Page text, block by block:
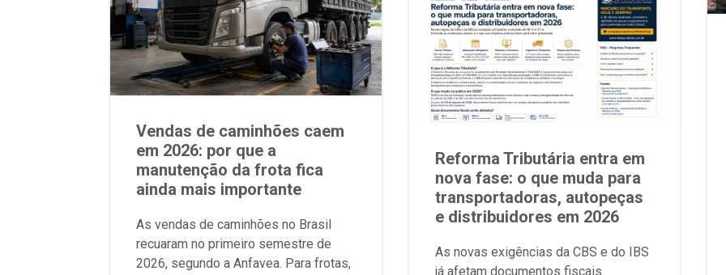
Vendas de caminhões caem
em 2026: por que a
manutenção da frota fica
ainda mais importante
As vendas de caminhões no Brasil
recuaram no primeiro semestre de
2026, segundo a Anfavea. Para frotas,
Reforma Tributária entra em
nova fase: o que muda para
transportadoras, autopeças
e distribuidores em 2026
As novas exigências da CBS e do IBS
já afetam documentos fiscais